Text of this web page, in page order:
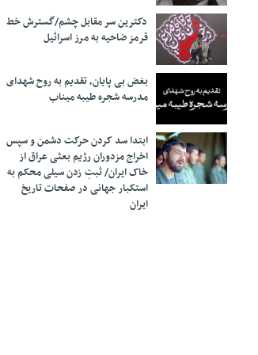
دکترین سر مقابل چشم/گسترش خط
قرمز ضاحیه به مرز اسرائیل
بغض بی پایان، تقدیم به روح شهدای
مدرسه شجره طیبه میناب
ابتدا سد کردن حرکت دشمن و سپس
اخراج مزدوران رژیم بعثی عراق از
خاک ایران/ ثبتِ زدن سیلی محکم به
استکبار جهانی در صفحات تاریخ
ایران